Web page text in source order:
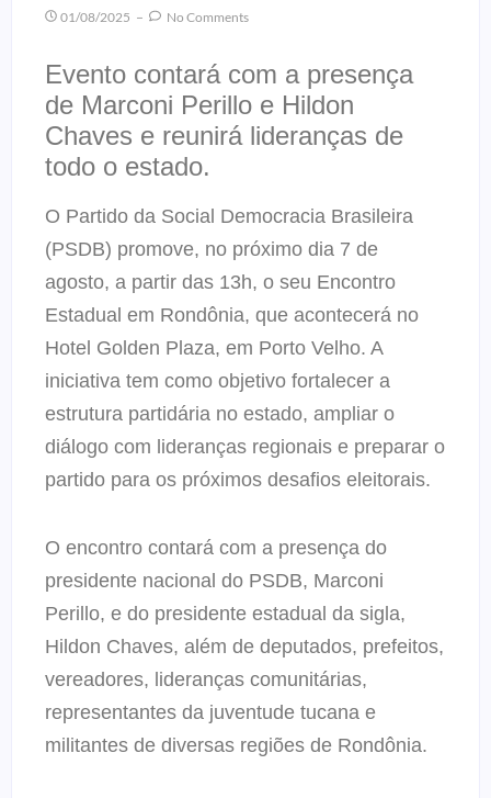
01/08/2025 No Comments
Evento contará com a presença
de Marconi Perillo e Hildon
Chaves e reunirá lideranças de
todo o estado.
O Partido da Social Democracia Brasileira
(PSDB) promove, no próximo dia 7 de
agosto, a partir das 13h, o seu Encontro
Estadual em Rondônia, que acontecerá no
Hotel Golden Plaza, em Porto Velho. A
iniciativa tem como objetivo fortalecer a
estrutura partidária no estado, ampliar o
diálogo com lideranças regionais e preparar o
partido para os próximos desafios eleitorais.
O encontro contará com a presença do
presidente nacional do PSDB, Marconi
Perillo, e do presidente estadual da sigla,
Hildon Chaves, além de deputados, prefeitos,
vereadores, lideranças comunitárias,
representantes da juventude tucana e
militantes de diversas regiões de Rondônia.